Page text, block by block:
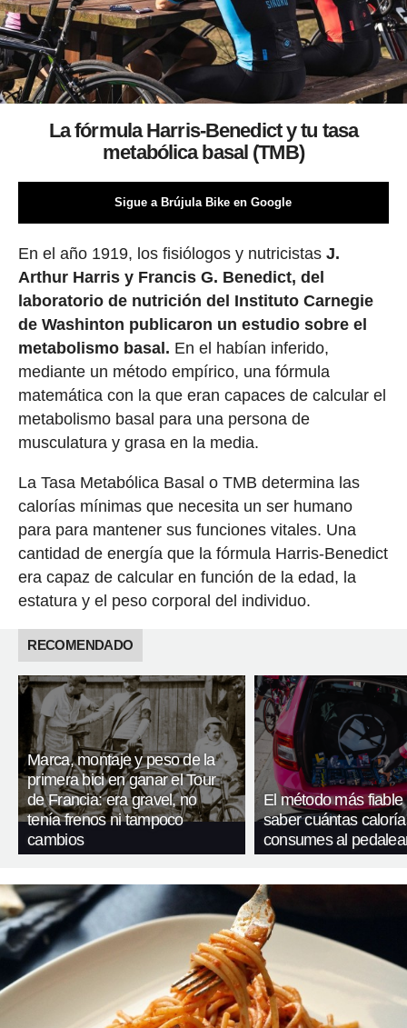
La fórmula Harris-Benedict y tu tasa
metabólica basal (TMB)
Sigue a Brújula Bike en Google
En el año 1919, los fisiólogos y nutricistas J.
Arthur Harris y Francis G. Benedict, del
laboratorio de nutrición del Instituto Carnegie
de Washinton publicaron un estudio sobre el
metabolismo basal. En el habían inferido,
mediante un método empírico, una fórmula
matemática con la que eran capaces de calcular el
metabolismo basal para una persona de
musculatura y grasa en la media.
La Tasa Metabólica Basal o TMB determina las
calorías mínimas que necesita un ser humano
para para mantener sus funciones vitales. Una
cantidad de energía que la fórmula Harris-Benedict
era capaz de calcular en función de la edad, la
estatura y el peso corporal del individuo.
RECOMENDADO
Marca, montaje y peso de la
primera bici en ganar el Tour
de Francia: era gravel, no
tenía frenos ni tampoco
cambios
El método más fiable
saber cuántas
consumes al